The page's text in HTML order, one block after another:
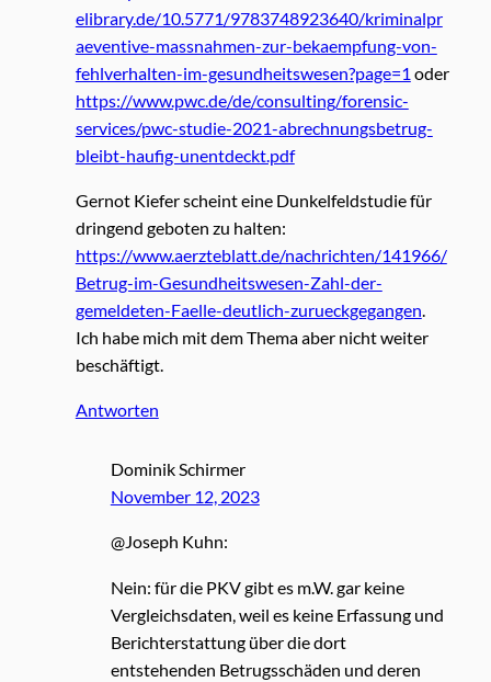
elibrary.de/10.5771/9783748923640/kriminalpr
aeventive-massnahmen-zur-bekaempfung-von-
fehlverhalten-im-gesundheitswesen?page=1 oder
https://www.pwc.de/de/consulting/forensic-
services/pwc-studie-2021-abrechnungsbetrug-
bleibt-haufig-unentdeckt.pdf
Gernot Kiefer scheint eine Dunkelfeldstudie für
dringend geboten zu halten:
https://www.aerzteblatt.de/nachrichten/141966/
Betrug-im-Gesundheitswesen-Zahl-der-
gemeldeten-Faelle-deutlich-zurueckgegangen.
Ich habe mich mit dem Thema aber nicht weiter
beschäftigt.
Antworten
Dominik Schirmer
November 12, 2023
@Joseph Kuhn:
Nein: für die PKV gibt es m.W. gar keine
Vergleichsdaten, weil es keine Erfassung und
Berichterstattung über die dort
entstehenden Betrugsschäden und deren